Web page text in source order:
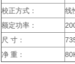
校正方式：
线
额定功率：
尺 寸：
净 重：